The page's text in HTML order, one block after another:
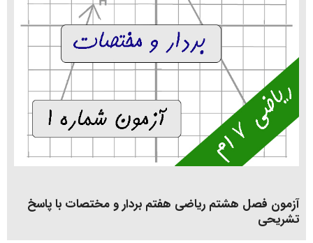
آزمون فصل هشتم ریاضی هفتم بردار و مختصات با پاسخ
تشریحی